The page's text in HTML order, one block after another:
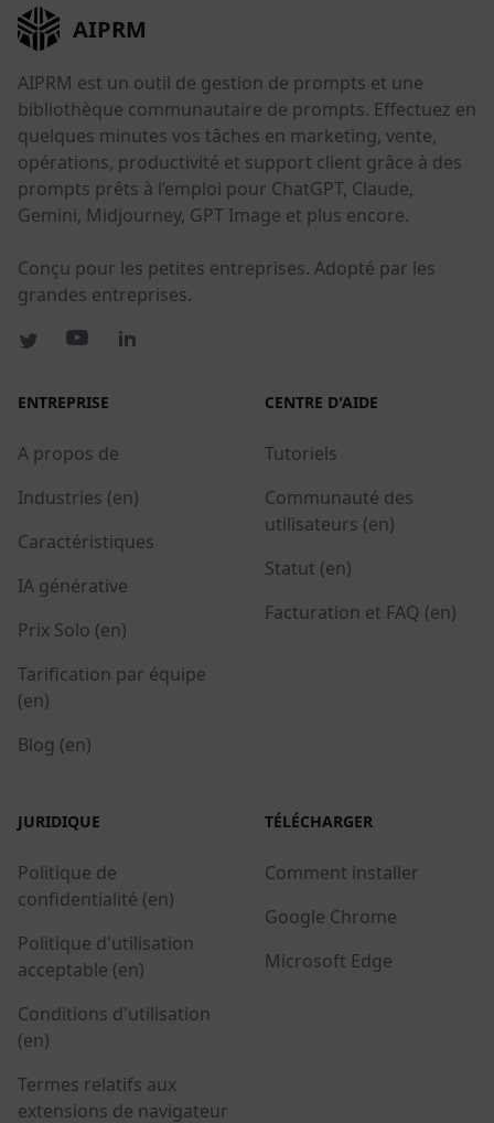
AIPRM
AIPRM est un outil de gestion de prompts et une
bibliothèque communautaire de prompts. Effectuez en
quelques minutes vos tâches en marketing, vente,
opérations, productivité et support client grâce à des
prompts prêts à l’emploi pour ChatGPT, Claude,
Gemini, Midjourney, GPT Image et plus encore.
Conçu pour les petites entreprises. Adopté par les
grandes entreprises.
ENTREPRISE
A propos de
Industries (en)
Caractéristiques
IA générative
Prix Solo (en)
Tarification par équipe
(en)
Blog (en)
CENTRE D'AIDE
Tutoriels
Communauté des
utilisateurs (en)
Statut (en)
Facturation et FAQ (en)
JURIDIQUE
Politique de
confidentialité (en)
Politique d'utilisation
acceptable (en)
Conditions d'utilisation
(en)
Termes relatifs aux
extensions de navigateur
TÉLÉCHARGER
Comment installer
Google Chrome
Microsoft Edge